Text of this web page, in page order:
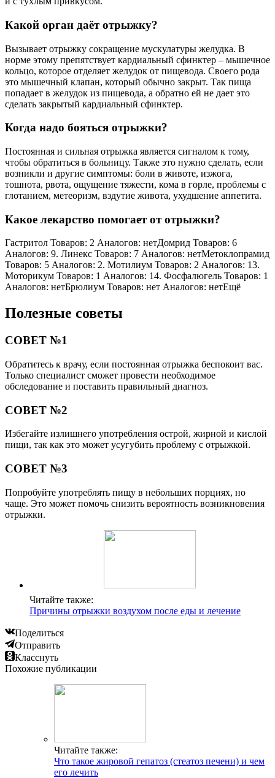
Какой орган даёт отрыжку?
Вызывает отрыжку сокращение мускулатуры желудка. В
норме этому препятствует кардиальный сфинктер – мышечное
кольцо, которое отделяет желудок от пищевода. Своего рода
это мышечный клапан, который обычно закрыт. Так пища
попадает в желудок из пищевода, а обратно ей не дает это
сделать закрытый кардиальный сфинктер.
Когда надо бояться отрыжки?
Постоянная и сильная отрыжка является сигналом к тому,
чтобы обратиться в больницу. Также это нужно сделать, если
возникли и другие симптомы: боли в животе, изжога,
тошнота, рвота, ощущение тяжести, кома в горле, проблемы с
глотанием, метеоризм, вздутие живота, ухудшение аппетита.
Какое лекарство помогает от отрыжки?
Гастритол Товаров: 2 Аналогов: нетДомрид Товаров: 6
Аналогов: 9. Линекс Товаров: 7 Аналогов: нетМетоклопрамид
Товаров: 5 Аналогов: 2. Мотилиум Товаров: 2 Аналогов: 13.
Моторикум Товаров: 1 Аналогов: 14. Фосфалюгель Товаров: 1
Аналогов: нетБрюлиум Товаров: нет Аналогов: нетЕщё
Полезные советы
СОВЕТ №1
Обратитесь к врачу, если постоянная отрыжка беспокоит вас.
Только специалист сможет провести необходимое
обследование и поставить правильный диагноз.
СОВЕТ №2
Избегайте излишнего употребления острой, жирной и кислой
пищи, так как это может усугубить проблему с отрыжкой.
СОВЕТ №3
Попробуйте употреблять пищу в небольших порциях, но
чаще. Это может помочь снизить вероятность возникновения
отрыжки.
Читайте также:
Причины отрыжки воздухом после еды и лечение
Поделиться
Отправить
Класснуть
Похожие публикации
Читайте также:
Что такое жировой гепатоз (стеатоз печени) и чем
его лечить